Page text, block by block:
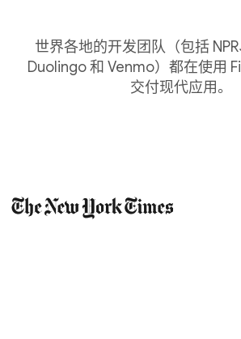
世界各地的开发团队（包括
Duolingo 和 Venmo）都在使用
交付现代应用。